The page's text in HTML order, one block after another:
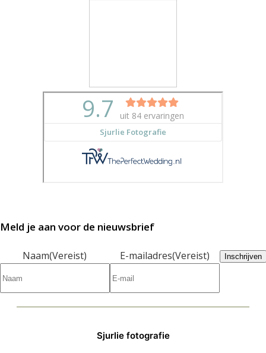
Meld je aan voor de nieuwsbrief
Naam(Vereist) E-mailadres(Vereist) Inschrijven
Sjurlie fotografie